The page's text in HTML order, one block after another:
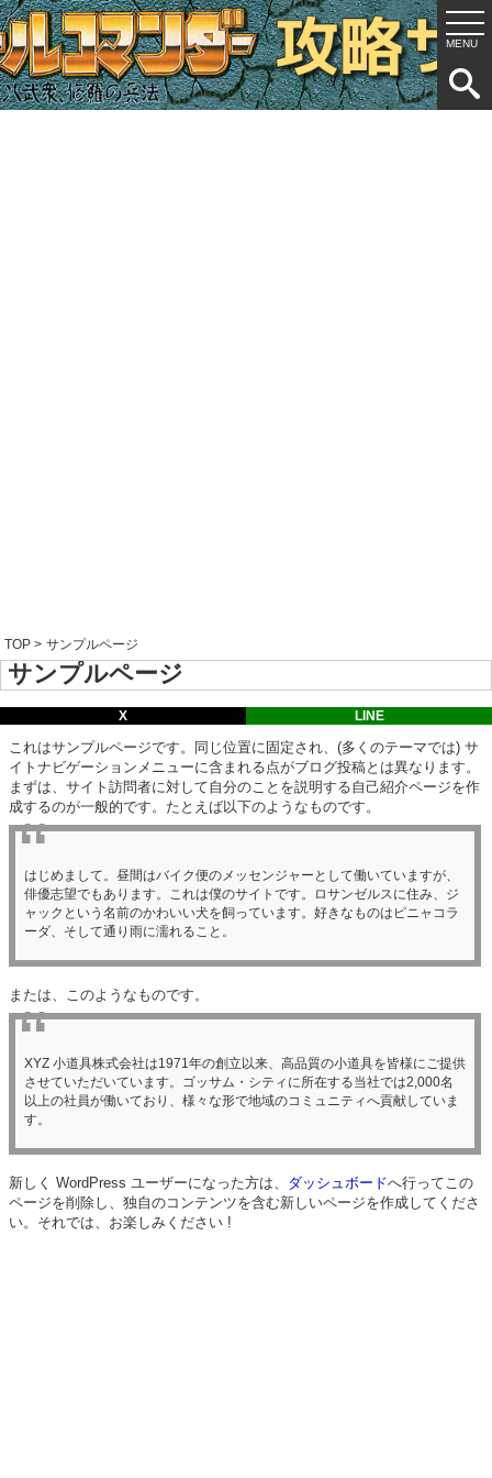
TOP > サンプルページ
サンプルページ
X LINE
これはサンプルページです。同じ位置に固定され、(多くのテーマでは) サ
イトナビゲーションメニューに含まれる点がブログ投稿とは異なります。
まずは、サイト訪問者に対して自分のことを説明する自己紹介ページを作
成するのが一般的です。たとえば以下のようなものです。
はじめまして。昼間はバイク便のメッセンジャーとして働いていますが、
俳優志望でもあります。これは僕のサイトです。ロサンゼルスに住み、ジ
ャックという名前のかわいい犬を飼っています。好きなものはピニャコラ
ーダ、そして通り雨に濡れること。
または、このようなものです。
XYZ 小道具株式会社は1971年の創立以来、高品質の小道具を皆様にご提供
させていただいています。ゴッサム・シティに所在する当社では2,000名
以上の社員が働いており、様々な形で地域のコミュニティへ貢献していま
す。
新しく WordPress ユーザーになった方は、 ダッシュボードへ行ってこの
ページを削除し、独自のコンテンツを含む新しいページを作成してくださ
い。それでは、お楽しみください !